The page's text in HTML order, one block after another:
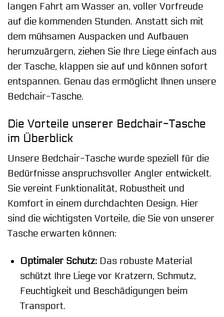
langen Fahrt am Wasser an, voller Vorfreude
auf die kommenden Stunden. Anstatt sich mit
dem mühsamen Auspacken und Aufbauen
herumzuärgern, ziehen Sie Ihre Liege einfach aus
der Tasche, klappen sie auf und können sofort
entspannen. Genau das ermöglicht Ihnen unsere
Bedchair-Tasche.
Die Vorteile unserer Bedchair-Tasche
im Überblick
Unsere Bedchair-Tasche wurde speziell für die
Bedürfnisse anspruchsvoller Angler entwickelt.
Sie vereint Funktionalität, Robustheit und
Komfort in einem durchdachten Design. Hier
sind die wichtigsten Vorteile, die Sie von unserer
Tasche erwarten können:
Optimaler Schutz:Das robuste Material
schützt Ihre Liege vor Kratzern, Schmutz,
Feuchtigkeit und Beschädigungen beim
Transport.